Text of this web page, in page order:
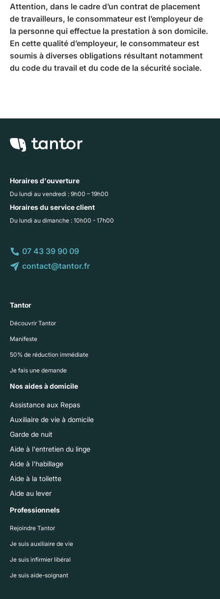
Attention, dans le cadre d’un contrat de placement
de travailleurs, le consommateur est l’employeur de
la personne qui effectue la prestation à son domicile.
En cette qualité d’employeur, le consommateur est
soumis à diverses obligations résultant notamment
du code du travail et du code de la sécurité sociale.
Horaires d'ouverture
Du lundi au vendredi : 9h00 – 19h00
Horaires du service client
Du lundi au dimanche : 10h00 - 17h00
07 43 39 90 09
contact@tantor.fr
Tantor
Découvrir Tantor
Manifeste
50% de réduction immédiate
Je fais une demande
Nos aides à domicile
Assistance aux Repas
Auxiliaire de vie à domicile
Garde de nuit
Aide à l'entretien du linge
Aide à l'habillage
Aide à la toilette
Aide au lever
Professionnels
Rejoindre Tantor
Je suis auxiliaire de vie
Je suis infirmier libéral
Je suis aide-soignant